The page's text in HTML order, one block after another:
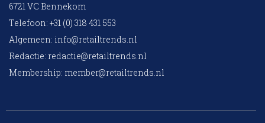
6721 VC Bennekom
Telefoon: +31 (0) 318 431 553
Algemeen: info@retailtrends.nl
Redactie: redactie@retailtrends.nl
Membership: member@retailtrends.nl